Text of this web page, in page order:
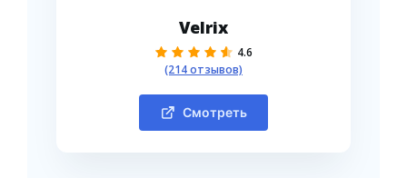
Velrix
4.6
(214 отзывов)
Смотреть